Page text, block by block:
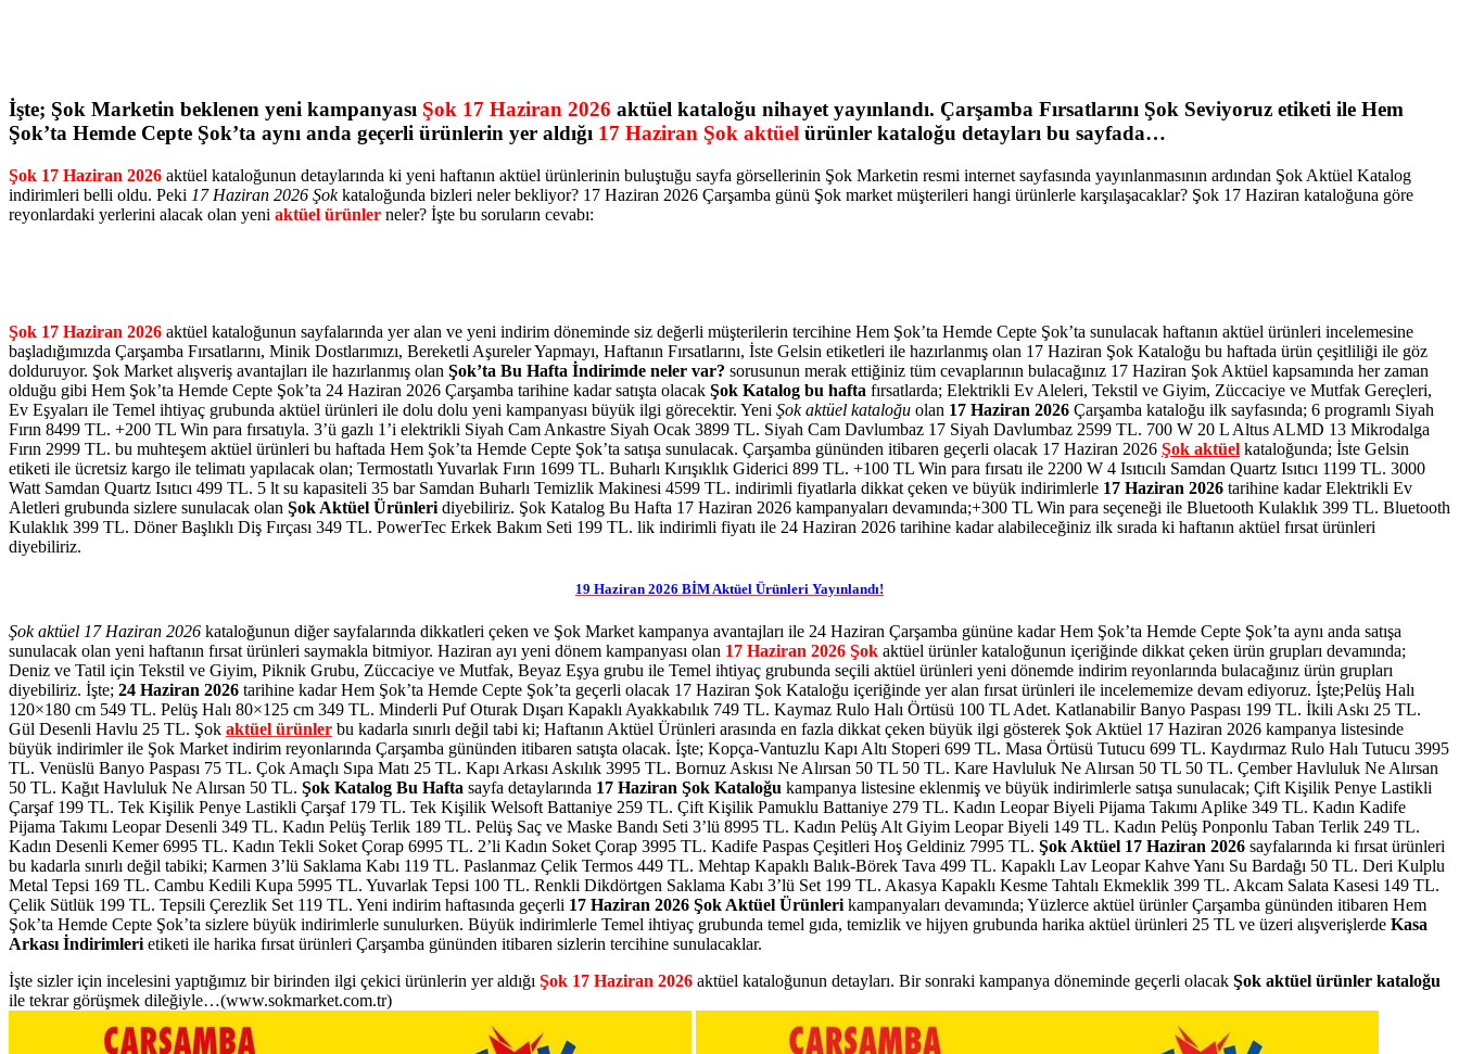
İşte; Şok Marketin beklenen yeni kampanyası Şok 17 Haziran 2026 aktüel kataloğu nihayet yayınlandı. Çarşamba Fırsatlarını Şok Seviyoruz etiketi ile Hem
Şok’ta Hemde Cepte Şok’ta aynı anda geçerli ürünlerin yer aldığı 17 Haziran Şok aktüel ürünler kataloğu detayları bu sayfada…
Şok 17 Haziran 2026 aktüel kataloğunun detaylarında ki yeni haftanın aktüel ürünlerinin buluştuğu sayfa görsellerinin Şok Marketin resmi internet sayfasında yayınlanmasının ardından Şok Aktüel Katalog
indirimleri belli oldu. Peki 17 Haziran 2026 Şokkataloğunda bizleri neler bekliyor? 17 Haziran 2026 Çarşamba günü Şok market müşterileri hangi ürünlerle karşılaşacaklar? Şok 17 Haziran kataloğuna göre
reyonlardaki yerlerini alacak olan yeni aktüel ürünler neler? İşte bu soruların cevabı:
Şok 17 Haziran 2026 aktüel kataloğunun sayfalarında yer alan ve yeni indirim döneminde siz değerli müşterilerin tercihine Hem Şok’ta Hemde Cepte Şok’ta sunulacak haftanın aktüel ürünleri incelemesine
başladığımızda Çarşamba Fırsatlarını, Minik Dostlarımızı, Bereketli Aşureler Yapmayı, Haftanın Fırsatlarını, İste Gelsin etiketleri ile hazırlanmış olan 17 Haziran Şok Kataloğu bu haftada ürün çeşitliliği ile göz
dolduruyor. Şok Market alışveriş avantajları ile hazırlanmış olan Şok’ta Bu Hafta İndirimde neler var? sorusunun merak ettiğiniz tüm cevaplarının bulacağınız 17 Haziran Şok Aktüel kapsamında her zaman
olduğu gibi Hem Şok’ta Hemde Cepte Şok’ta 24 Haziran 2026 Çarşamba tarihine kadar satışta olacak Şok Katalog bu hafta fırsatlarda; Elektrikli Ev Aleleri, Tekstil ve Giyim, Züccaciye ve Mutfak Gereçleri,
Ev Eşyaları ile Temel ihtiyaç grubunda aktüel ürünleri ile dolu dolu yeni kampanyası büyük ilgi görecektir. Yeni Şok aktüel kataloğu olan 17 Haziran 2026 Çarşamba kataloğu ilk sayfasında; 6 programlı Siyah
Fırın 8499 TL. +200 TL Win para fırsatıyla. 3’ü gazlı 1’i elektrikli Siyah Cam Ankastre Siyah Ocak 3899 TL. Siyah Cam Davlumbaz 17 Siyah Davlumbaz 2599 TL. 700 W 20 L Altus ALMD 13 Mikrodalga
Fırın 2999 TL. bu muhteşem aktüel ürünleri bu haftada Hem Şok’ta Hemde Cepte Şok’ta satışa sunulacak. Çarşamba gününden itibaren geçerli olacak 17 Haziran 2026 Şok aktüel kataloğunda; İste Gelsin
etiketi ile ücretsiz kargo ile telimatı yapılacak olan; Termostatlı Yuvarlak Fırın 1699 TL. Buharlı Kırışıklık Giderici 899 TL. +100 TL Win para fırsatı ile 2200 W 4 Isıtıcılı Samdan Quartz Isıtıcı 1199 TL. 3000
Watt Samdan Quartz Isıtıcı 499 TL. 5 lt su kapasiteli 35 bar Samdan Buharlı Temizlik Makinesi 4599 TL. indirimli fiyatlarla dikkat çeken ve büyük indirimlerle 17 Haziran 2026 tarihine kadar Elektrikli Ev
Aletleri grubunda sizlere sunulacak olan Şok Aktüel Ürünleri diyebiliriz. Şok Katalog Bu Hafta 17 Haziran 2026 kampanyaları devamında;+300 TL Win para seçeneği ile Bluetooth Kulaklık 399 TL. Bluetooth
Kulaklık 399 TL. Döner Başlıklı Diş Fırçası 349 TL. PowerTec Erkek Bakım Seti 199 TL. lik indirimli fiyatı ile 24 Haziran 2026 tarihine kadar alabileceğiniz ilk sırada ki haftanın aktüel fırsat ürünleri
diyebiliriz.
19 Haziran 2026 BİM Aktüel Ürünleri Yayınlandı!
Şok aktüel 17 Haziran 2026 kataloğunun diğer sayfalarında dikkatleri çeken ve Şok Market kampanya avantajları ile 24 Haziran Çarşamba gününe kadar Hem Şok’ta Hemde Cepte Şok’ta aynı anda satışa
sunulacak olan yeni haftanın fırsat ürünleri saymakla bitmiyor. Haziran ayı yeni dönem kampanyası olan 17 Haziran 2026 Şok aktüel ürünler kataloğunun içeriğinde dikkat çeken ürün grupları devamında;
Deniz ve Tatil için Tekstil ve Giyim, Piknik Grubu, Züccaciye ve Mutfak, Beyaz Eşya grubu ile Temel ihtiyaç grubunda seçili aktüel ürünleri yeni dönemde indirim reyonlarında bulacağınız ürün grupları
diyebiliriz. İşte; 24 Haziran 2026 tarihine kadar Hem Şok’ta Hemde Cepte Şok’ta geçerli olacak 17 Haziran Şok Kataloğu içeriğinde yer alan fırsat ürünleri ile incelememize devam ediyoruz. İşte;Pelüş Halı
120×180 cm 549 TL. Pelüş Halı 80×125 cm 349 TL. Minderli Puf Oturak Dışarı Kapaklı Ayakkabılık 749 TL. Kaymaz Rulo Halı Örtüsü 100 TL Adet. Katlanabilir Banyo Paspası 199 TL. İkili Askı 25 TL.
Gül Desenli Havlu 25 TL. Şok aktüel ürünler bu kadarla sınırlı değil tabi ki; Haftanın Aktüel Ürünleri arasında en fazla dikkat çeken büyük ilgi gösterek Şok Aktüel 17 Haziran 2026 kampanya listesinde
büyük indirimler ile Şok Market indirim reyonlarında Çarşamba gününden itibaren satışta olacak. İşte; Kopça-Vantuzlu Kapı Altı Stoperi 699 TL. Masa Örtüsü Tutucu 699 TL. Kaydırmaz Rulo Halı Tutucu 3995
TL. Venüslü Banyo Paspası 75 TL. Çok Amaçlı Sıpa Matı 25 TL. Kapı Arkası Askılık 3995 TL. Bornuz Askısı Ne Alırsan 50 TL 50 TL. Kare Havluluk Ne Alırsan 50 TL 50 TL. Çember Havluluk Ne Alırsan
50 TL. Kağıt Havluluk Ne Alırsan 50 TL. Şok Katalog Bu Hafta sayfa detaylarında 17 Haziran Şok Kataloğu kampanya listesine eklenmiş ve büyük indirimlerle satışa sunulacak; Çift Kişilik Penye Lastikli
Çarşaf 199 TL. Tek Kişilik Penye Lastikli Çarşaf 179 TL. Tek Kişilik Welsoft Battaniye 259 TL. Çift Kişilik Pamuklu Battaniye 279 TL. Kadın Leopar Biyeli Pijama Takımı Aplike 349 TL. Kadın Kadife
Pijama Takımı Leopar Desenli 349 TL. Kadın Pelüş Terlik 189 TL. Pelüş Saç ve Maske Bandı Seti 3’lü 8995 TL. Kadın Pelüş Alt Giyim Leopar Biyeli 149 TL. Kadın Pelüş Ponponlu Taban Terlik 249 TL.
Kadın Desenli Kemer 6995 TL. Kadın Tekli Soket Çorap 6995 TL. 2’li Kadın Soket Çorap 3995 TL. Kadife Paspas Çeşitleri Hoş Geldiniz 7995 TL. Şok Aktüel 17 Haziran 2026 sayfalarında ki fırsat ürünleri
bu kadarla sınırlı değil tabiki; Karmen 3’lü Saklama Kabı 119 TL. Paslanmaz Çelik Termos 449 TL. Mehtap Kapaklı Balık-Börek Tava 499 TL. Kapaklı Lav Leopar Kahve Yanı Su Bardağı 50 TL. Deri Kulplu
Metal Tepsi 169 TL. Cambu Kedili Kupa 5995 TL. Yuvarlak Tepsi 100 TL. Renkli Dikdörtgen Saklama Kabı 3’lü Set 199 TL. Akasya Kapaklı Kesme Tahtalı Ekmeklik 399 TL. Akcam Salata Kasesi 149 TL.
Çelik Sütlük 199 TL. Tepsili Çerezlik Set 119 TL. Yeni indirim haftasında geçerli 17 Haziran 2026 Şok Aktüel Ürünlerikampanyaları devamında; Yüzlerce aktüel ürünlerÇarşamba gününden itibaren Hem
Şok’ta Hemde Cepte Şok’ta sizlere büyük indirimlerle sunulurken. Büyük indirimlerle Temel ihtiyaç grubunda temel gıda, temizlik ve hijyen grubunda harika aktüel ürünleri 25 TL ve üzeri alışverişlerde Kasa
Arkası İndirimlerietiketi ile harika fırsat ürünleri Çarşamba gününden itibaren sizlerin tercihine sunulacaklar.
İşte sizler için incelesini yaptığımız bir birinden ilgi çekici ürünlerin yer aldığı Şok 17 Haziran 2026 aktüel kataloğunun detayları. Bir sonraki kampanya döneminde geçerli olacak Şok aktüel ürünler kataloğu
ile tekrar görüşmek dileğiyle…(www.sokmarket.com.tr)